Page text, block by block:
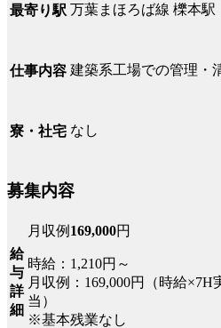
最寄り駅 万葉まほろば線 櫟本駅
仕事内容 建築系工場での管理・
寮・社宅 なし
募集内容
給
与
詳
細
月収例 169,000円
時給：1,210円～
月収例：169,000円（時給
当）
※基本残業なし